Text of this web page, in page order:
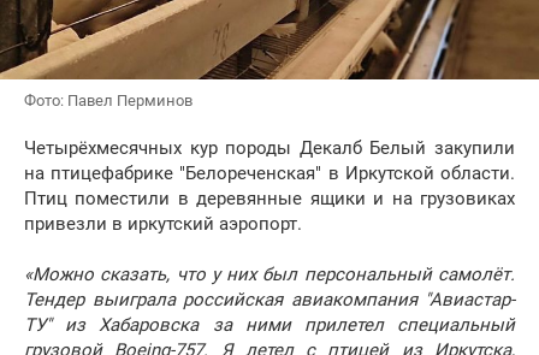
Фото: Павел Перминов
Четырёхмесячных кур породы Декалб Белый закупили
на птицефабрике "Белореченская" в Иркутской области.
Птиц поместили в деревянные ящики и на грузовиках
привезли в иркутский аэропорт.
«Можно сказать, что у них был персональный самолёт.
Тендер выиграла российская авиакомпания "Авиастар-
ТУ" из Хабаровска за ними прилетел специальный